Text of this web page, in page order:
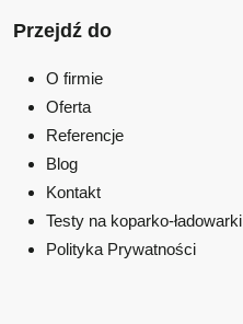
Przejdź do
O firmie
Oferta
Referencje
Blog
Kontakt
Testy na koparko-ładowarki
Polityka Prywatności